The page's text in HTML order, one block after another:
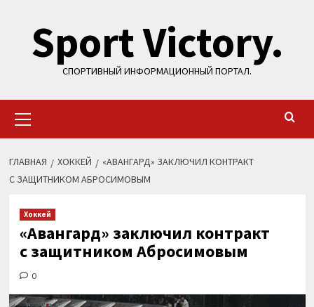
содержимому
Sport Victory.
СПОРТИВНЫЙ ИНФОРМАЦИОННЫЙ ПОРТАЛ.
меню
ГЛАВНАЯ ХОККЕЙ
«АВАНГАРД» ЗАКЛЮЧИЛ КОНТРАКТ
С ЗАЩИТНИКОМ АБРОСИМОВЫМ
Хоккей
«Авангард» заключил контракт
с защитником Абросимовым
0